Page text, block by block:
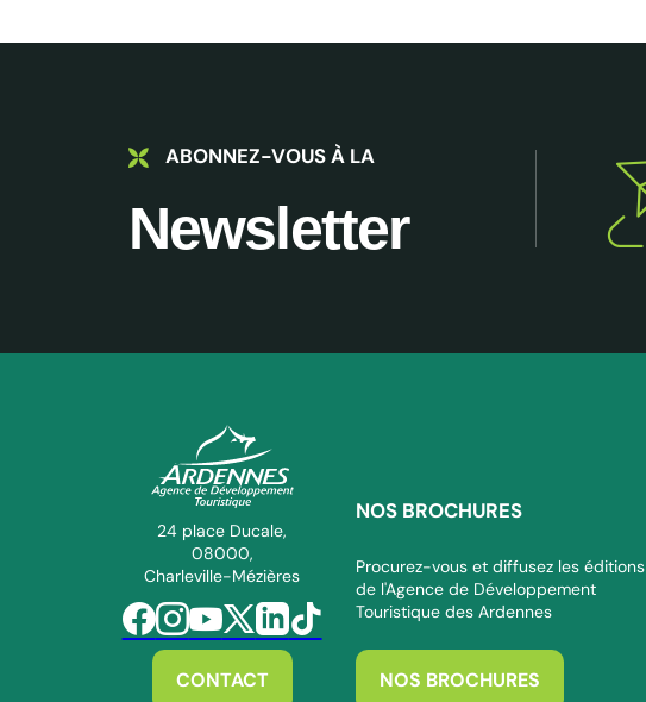
ABONNEZ-VOUS À LA
Newsletter
ADT des Ardennes Pro
24 place Ducale,
08000,
Charleville-Mézières
Suivez-nous sur Facebook
Suivez-nous sur Instagram
Suivez-nous sur Youtube
Suivez-nous sur Twitter
Suivez-nous sur Linkedin
Suivez-nous sur Tiktok
CONTACT
NOS BROCHURES
Procurez-vous et diffusez les éditions
de l'Agence de Développement
Touristique des Ardennes
NOS BROCHURES